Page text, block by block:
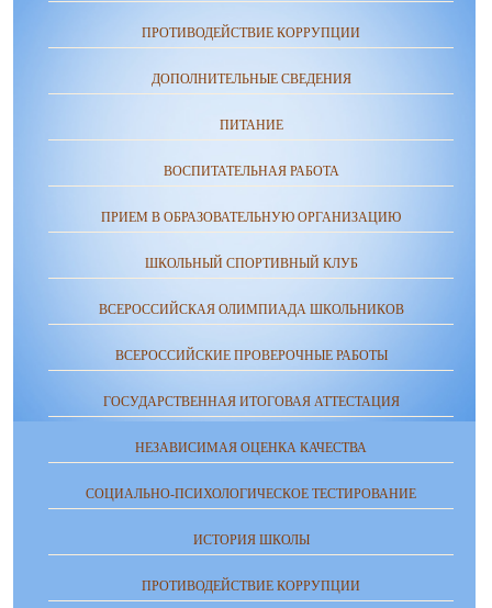
ПРОТИВОДЕЙСТВИЕ КОРРУПЦИИ
ДОПОЛНИТЕЛЬНЫЕ СВЕДЕНИЯ
ПИТАНИЕ
ВОСПИТАТЕЛЬНАЯ РАБОТА
ПРИЕМ В ОБРАЗОВАТЕЛЬНУЮ ОРГАНИЗАЦИЮ
ШКОЛЬНЫЙ СПОРТИВНЫЙ КЛУБ
ВСЕРОССИЙСКАЯ ОЛИМПИАДА ШКОЛЬНИКОВ
ВСЕРОССИЙСКИЕ ПРОВЕРОЧНЫЕ РАБОТЫ
ГОСУДАРСТВЕННАЯ ИТОГОВАЯ АТТЕСТАЦИЯ
НЕЗАВИСИМАЯ ОЦЕНКА КАЧЕСТВА
СОЦИАЛЬНО-ПСИХОЛОГИЧЕСКОЕ ТЕСТИРОВАНИЕ
ИСТОРИЯ ШКОЛЫ
ПРОТИВОДЕЙСТВИЕ КОРРУПЦИИ